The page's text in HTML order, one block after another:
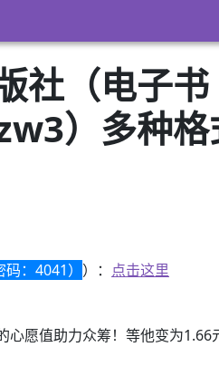
社（电子书
）多种格
：4041） ）： 点击这里
愿值助力众筹！等他变为1.66